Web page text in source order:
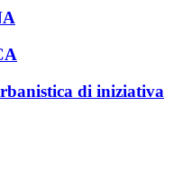
di iniziativa